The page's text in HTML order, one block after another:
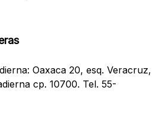
Oaxaca 20, esq. Veracruz,
cp. 10700. Tel. 55-